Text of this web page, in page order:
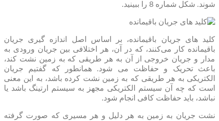
شوند. شکل شماره 8 را ببینید.
کلید های جریان باقیمانده، بر اساس اصل اندازه‌ گیری جریان
باقیمانده کار می‌کنند، که در آن، هر اختلافی بین جریان ورودی به
مدار و جریان خروجی از آن به هر طریقی که به زمین نشت کند،
باعث تحریک و حفاظت می شود. همانطور که گفتیم جریان
الکتریکی به هر طریقی که به زمین نشت کرده باشد، به این معنی
است که چه آن سیستم الکتریکی مجهز به سیستم ارتینگ باشد یا
نباشد، باید حفاظت کافی انجام شود.
نشت جریان به زمین به هر دلیل و هر مسیری که صورت گرفته